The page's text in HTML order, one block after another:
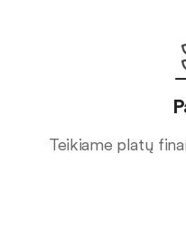
Teikiame platų